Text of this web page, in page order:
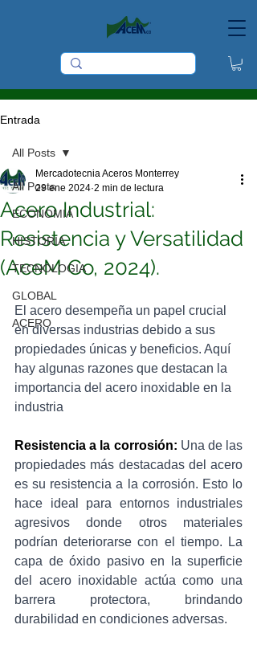
Entrada
All Posts
ECONOMIA
HISTORIA
TECNOLOGIA
GLOBAL
ACERO
All Posts
Acero Industrial:
Resistencia y Versatilidad
(AceM Co, 2024).
Mercadotecnia Aceros Monterrey
29 ene 2024 2 min de lectura
El acero desempeña un papel crucial
en diversas industrias debido a sus
propiedades únicas y beneficios. Aquí
hay algunas razones que destacan la
importancia del acero inoxidable en la
industria
Resistencia a la corrosión: Una de las
propiedades más destacadas del acero
es su resistencia a la corrosión. Esto lo
hace ideal para entornos industriales
agresivos donde otros materiales
podrían deteriorarse con el tiempo. La
capa de óxido pasivo en la superficie
del acero inoxidable actúa como una
barrera protectora, brindando
durabilidad en condiciones adversas.